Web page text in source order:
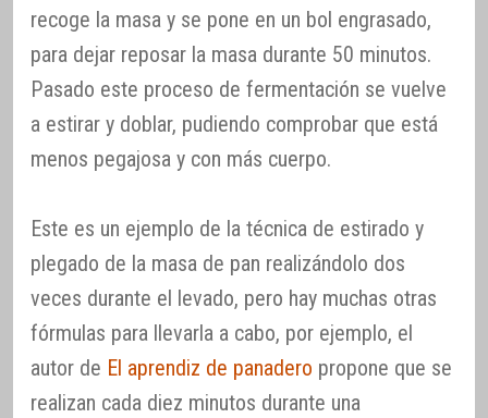
recoge la masa y se pone en un bol engrasado,
para dejar reposar la masa durante 50 minutos.
Pasado este proceso de fermentación se vuelve
a estirar y doblar, pudiendo comprobar que está
menos pegajosa y con más cuerpo.
Este es un ejemplo de la técnica de estirado y
plegado de la masa de pan realizándolo dos
veces durante el levado, pero hay muchas otras
fórmulas para llevarla a cabo, por ejemplo, el
autor de El aprendiz de panadero propone que se
realizan cada diez minutos durante una